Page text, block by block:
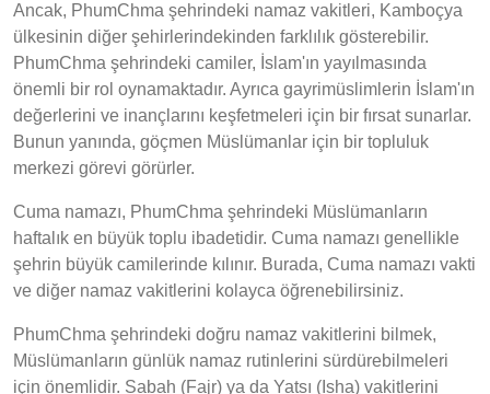
Ancak, PhumChma şehrindeki namaz vakitleri, Kamboçya
ülkesinin diğer şehirlerindekinden farklılık gösterebilir.
PhumChma şehrindeki camiler, İslam'ın yayılmasında
önemli bir rol oynamaktadır. Ayrıca gayrimüslimlerin İslam'ın
değerlerini ve inançlarını keşfetmeleri için bir fırsat sunarlar.
Bunun yanında, göçmen Müslümanlar için bir topluluk
merkezi görevi görürler.
Cuma namazı, PhumChma şehrindeki Müslümanların
haftalık en büyük toplu ibadetidir. Cuma namazı genellikle
şehrin büyük camilerinde kılınır. Burada, Cuma namazı vakti
ve diğer namaz vakitlerini kolayca öğrenebilirsiniz.
PhumChma şehrindeki doğru namaz vakitlerini bilmek,
Müslümanların günlük namaz rutinlerini sürdürebilmeleri
için önemlidir. Sabah (Fajr) ya da Yatsı (Isha) vakitlerini